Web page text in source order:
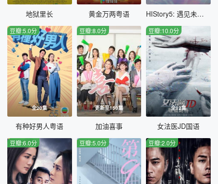
地狱里长 黄金万两粤语 HIStory5: 遇见未来的你
全20集
豆瓣:5.0分
有种好男人粤语
更新至150集
豆瓣:8.0分
加油喜事
全12集
豆瓣:10.0分
女法医JD国语
豆瓣:6.0分 豆瓣:5.0分 豆瓣:2.0分